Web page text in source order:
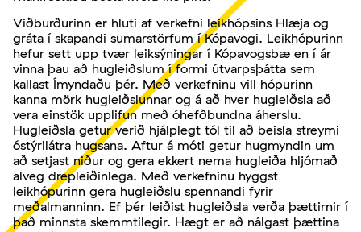
Viðburðurinn er hluti af verkefni leikhópsins Hlæja og
gráta í skapandi sumarstörfum í Kópavogi. Leikhópurinn
hefur sett upp tvær leiksýningar í Kópavogsbæ en í ár
vinna þau að hugleiðslum í formi útvarpsþátta sem
kallast Ímyndaðu þér. Með verkefninu vill hópurinn
kanna mörk hugleiðslunnar og á að hver hugleiðsla að
vera einstök upplifun með óhefðbundna áherslu.
Hugleiðsla getur verið hjálplegt tól til að beisla streymi
óstýrilátra hugsana. Aftur á móti getur hugmyndin um
að setjast niður og gera ekkert nema hugleiða hljómað
alveg drepleiðinlega. Með verkefninu hyggst
leikhópurinn gera hugleiðslu spennandi fyrir
meðalmanninn. Ef þér leiðist hugleiðsla verða þættirnir í
það minnsta skemmtilegir. Hægt er að nálgast þættina